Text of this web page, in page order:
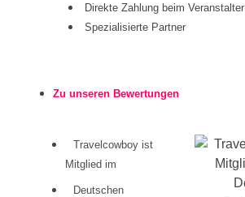
Direkte Zahlung beim Veranstalter
Spezialisierte Partner
Zu unseren Bewertungen
Travelcowboy ist
Mitglied im
Deutschen